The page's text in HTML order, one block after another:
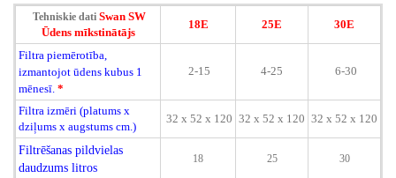
Tehniskie dati Swan SW
Ūdens mīkstinātājs
18E 25E 30E
Filtra piemērotība,
izmantojot ūdens kubus 1
mēnesī. *
2-15 4-25 6-30
Filtra izmēri (platums x
dziļums x augstums cm.)
32 x 52 x 120 32 x 52 x 120 32 x 52 x 120
Filtrēšanas pildvielas
daudzums litros
18 25 30